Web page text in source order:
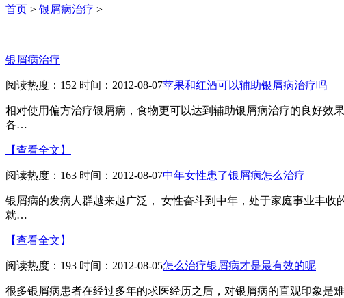
首页 > 银屑病治疗 >
银屑病治疗
阅读热度：152 时间：2012-08-07苹果和红酒可以辅助银屑病治疗吗
相对使用偏方治疗银屑病，食物更可以达到辅助银屑病治疗的良好效
各…
【查看全文】
阅读热度：163 时间：2012-08-07中年女性患了银屑病怎么治疗
银屑病的发病人群越来越广泛， 女性奋斗到中年，处于家庭事业丰
就…
【查看全文】
阅读热度：193 时间：2012-08-05怎么治疗银屑病才是最有效的呢
很多银屑病患者在经过多年的求医经历之后，对银屑病的直观印象是